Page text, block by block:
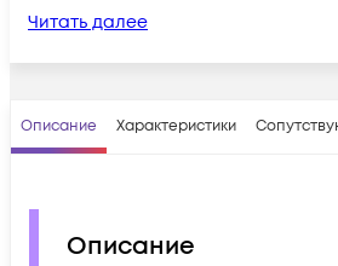
Читать далее
Описание Характеристики
Описание